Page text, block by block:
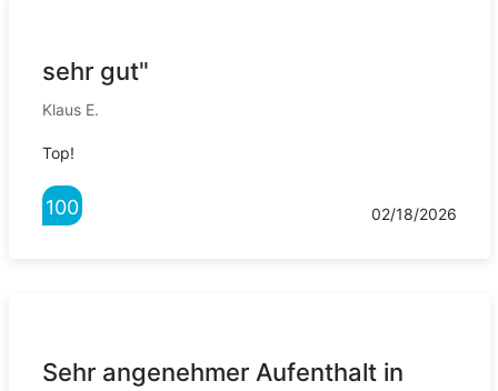
sehr gut"
Klaus E.
Top!
100 02/18/2026
Sehr angenehmer Aufenthalt in